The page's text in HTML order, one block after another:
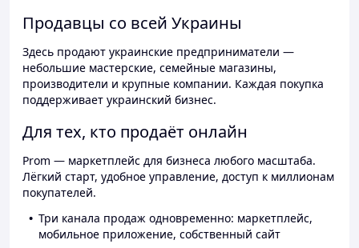
Продавцы со всей Украины
Здесь продают украинские предприниматели —
небольшие мастерские, семейные магазины,
производители и крупные компании. Каждая покупка
поддерживает украинский бизнес.
Для тех, кто продаёт онлайн
Prom — маркетплейс для бизнеса любого масштаба.
Лёгкий старт, удобное управление, доступ к миллионам
покупателей.
Три канала продаж одновременно: маркетплейс,
мобильное приложение, собственный сайт